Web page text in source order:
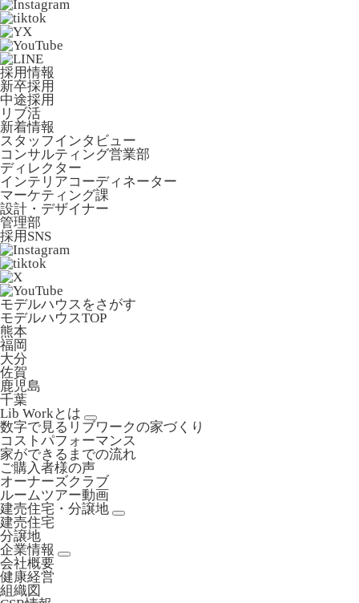
採用情報
新卒採用
中途採用
リブ活
新着情報
スタッフインタビュー
コンサルティング営業部
ディレクター
インテリアコーディネーター
マーケティング課
設計・デザイナー
管理部
採用SNS
モデルハウスをさがす
モデルハウスTOP
熊本
福岡
大分
佐賀
鹿児島
千葉
Lib Workとは
数字で見るリブワークの家づくり
コストパフォーマンス
家ができるまでの流れ
ご購入者様の声
オーナーズクラブ
ルームツアー動画
建売住宅・分譲地
建売住宅
分譲地
企業情報
会社概要
健康経営
組織図